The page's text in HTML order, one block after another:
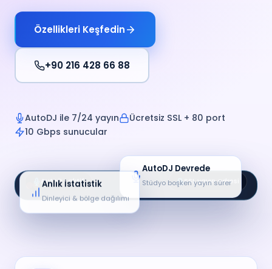
Özellikleri Keşfedin
+90 216 428 66 88
AutoDJ ile 7/24 yayın
Ücretsiz SSL + 80 port
10 Gbps sunucular
panel.yayin.tr
CANLI
ŞİMDİ ÇALIYOR
Sabah Kuşağı
AutoDJ Devrede
Anlık İstatistik